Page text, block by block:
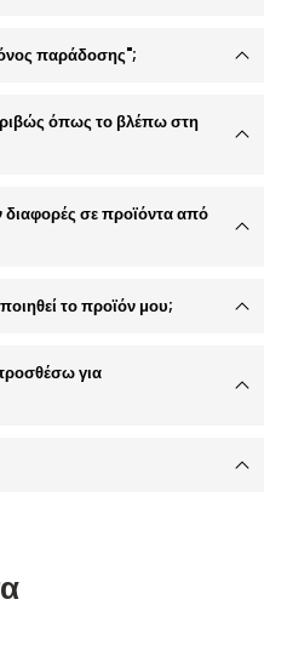
παράδοσης";
όπως το βλέπω στη
διαφορές σε προϊόντα από
το προϊόν μου;
για